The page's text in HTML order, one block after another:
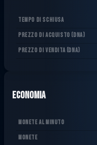
TEMPO DI SCHIUSA
PREZZO DI ACQUISTO (DNA)
PREZZO DI VENDITA (DNA)
Economia
MONETE AL MINUTO
MONETE